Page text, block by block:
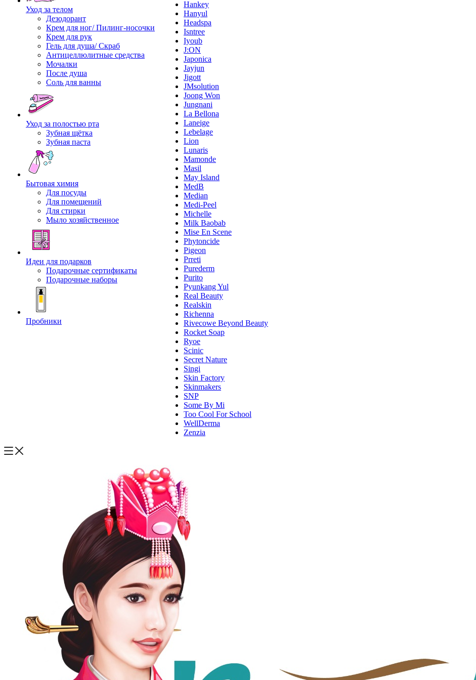
Уход за телом
Дезодорант
Крем для ног/ Пилинг-носочки
Крем для рук
Гель для душа/ Скраб
Антицеллюлитные средства
Мочалки
После душа
Соль для ванны
Уход за полостью рта
Зубная щётка
Зубная паста
Бытовая химия
Для посуды
Для помещений
Для стирки
Мыло хозяйственное
Идеи для подарков
Подарочные сертификаты
Подарочные наборы
Пробники
Hankey
Hanyul
Headspa
Isntree
Iyoub
J:ON
Japonica
Jayjun
Jigott
JMsolution
Joong Won
Jungnani
La Bellona
Laneige
Lebelage
Lion
Lunaris
Mamonde
Masil
May Island
MedB
Median
Medi-Peel
Michelle
Milk Baobab
Mise En Scene
Phytoncide
Pigeon
Prreti
Purederm
Purito
Pyunkang Yul
Real Beauty
Realskin
Richenna
Rivecowe Beyond Beauty
Rocket Soap
Ryoe
Scinic
Secret Nature
Singi
Skin Factory
Skinmakers
SNP
Some By Mi
Too Cool For School
WellDerma
Zenzia